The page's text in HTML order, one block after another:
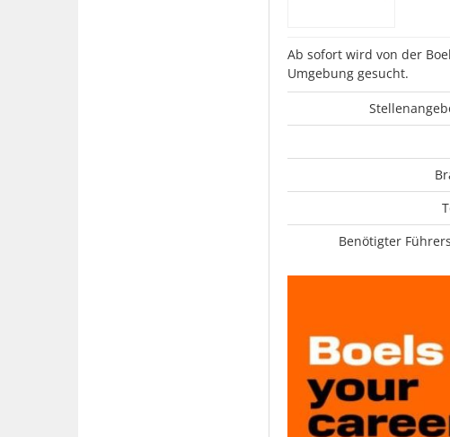
Ab sofort wird von der
Umgebung gesucht.
Benötigter